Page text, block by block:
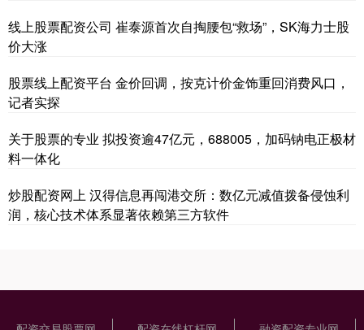
线上股票配资公司 崔泰源首次自掏腰包“救场”，SK海力士股
价大涨
股票线上配资平台 金价回调，按克计价金饰重回消费风口，
记者实探
关于股票的专业 拟投资逾47亿元，688005，加码钠电正极材
料一体化
炒股配资网上 汉得信息再闯港交所：数亿元减值拨备侵蚀利
润，核心技术体系显著依赖第三方软件